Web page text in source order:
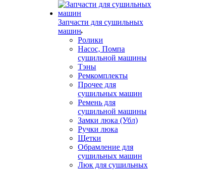
Запчасти для сушильных
машин
Ролики
Насос, Помпа
сушильной машины
Тэны
Ремкомплекты
Прочее для
сушильных машин
Ремень для
сушильной машины
Замки люка (Убл)
Ручки люка
Щетки
Обрамление для
сушильных машин
Люк для сушильных